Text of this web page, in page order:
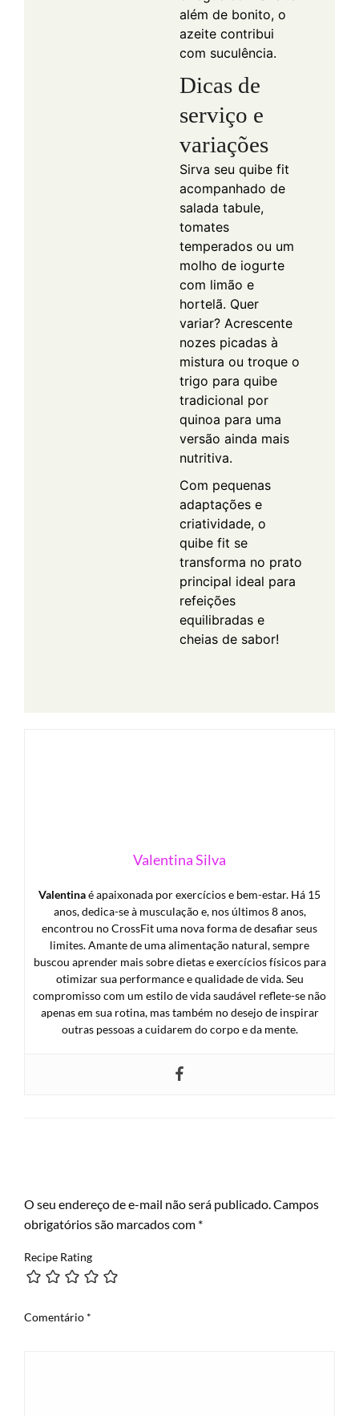
além de bonito, o
azeite contribui
com suculência.
Dicas de
serviço e
variações
Sirva seu quibe fit
acompanhado de
salada tabule,
tomates
temperados ou um
molho de iogurte
com limão e
hortelã. Quer
variar? Acrescente
nozes picadas à
mistura ou troque o
trigo para quibe
tradicional por
quinoa para uma
versão ainda mais
nutritiva.
Com pequenas
adaptações e
criatividade, o
quibe fit se
transforma no prato
principal ideal para
refeições
equilibradas e
cheias de sabor!
Valentina Silva
Valentinaé apaixonada por exercícios e bem-estar. Há 15
anos, dedica-se à musculação e, nos últimos 8 anos,
encontrou no CrossFit uma nova forma de desafiar seus
limites. Amante de uma alimentação natural, sempre
buscou aprender mais sobre dietas e exercícios físicos para
otimizar sua performance e qualidade de vida. Seu
compromisso com um estilo de vida saudável reflete-se não
apenas em sua rotina, mas também no desejo de inspirar
outras pessoas a cuidarem do corpo e da mente.
O seu endereço de e-mail não será publicado.Campos
obrigatórios são marcados com *
Recipe Rating
Comentário *